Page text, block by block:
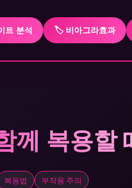
트 분석 🏷️ 비아그라효과
께 복용할
복용법 부작용 주의